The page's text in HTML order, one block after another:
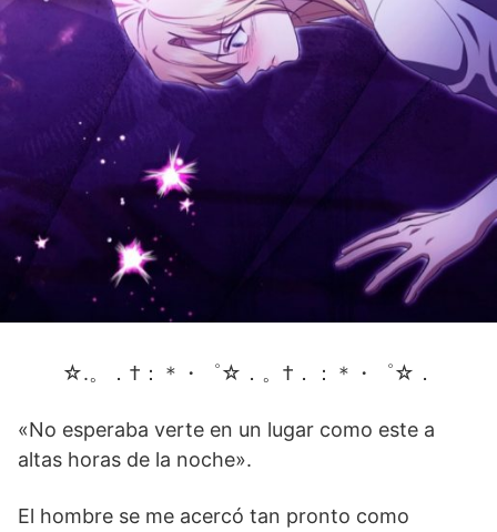
☆.。．†：＊・゜☆．。†．：＊・゜☆．
«No esperaba verte en un lugar como este a
altas horas de la noche».
El hombre se me acercó tan pronto como